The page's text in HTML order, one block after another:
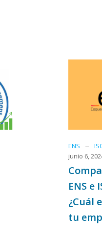
ENS –
junio 6,
ENS e
¿Cuál
tu